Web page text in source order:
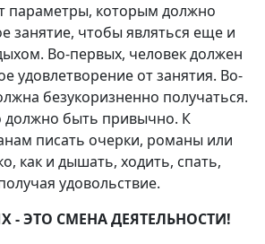
параметры, которым должно
занятие, чтобы являться еще и
Во-первых, человек должен
удовлетворение от занятия. Во-
безукоризненно получаться.
должно быть привычно. К
писать очерки, романы или
как и дышать, ходить, спать,
удовольствие.
ЭТО СМЕНА ДЕЯТЕЛЬНОСТИ!